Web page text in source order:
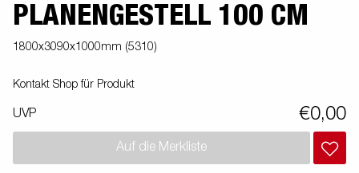
PLANENGESTELL 100 CM
1800x3090x1000mm (5310)
Kontakt Shop für Produkt
UVP €0,00
Auf die Merkliste